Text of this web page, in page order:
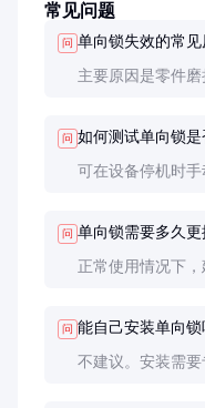
常见问题
问 单向锁失效的常见
主要原因是零件
问 如何测试单向锁是
可在设备停机时
问 单向锁需要多久更
正常使用情况下
问 能自己安装单向锁
不建议。安装需